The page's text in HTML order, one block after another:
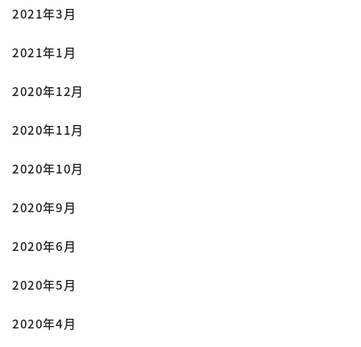
2021年3月
2021年1月
2020年12月
2020年11月
2020年10月
2020年9月
2020年6月
2020年5月
2020年4月